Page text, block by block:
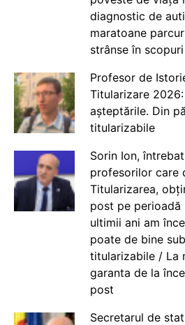
diagnostic de
maratoane
strânse în
Profesor de
Titularizare
așteptările. Din
titularizabile
Sorin Ion,
profesorilor care
Titularizarea,
post pe perioadă
ultimii ani am
poate de bine
titularizabile / La
garanta de la
post
Secretarul de